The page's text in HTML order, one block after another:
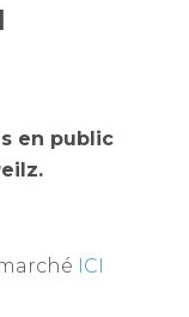
en public
ICI